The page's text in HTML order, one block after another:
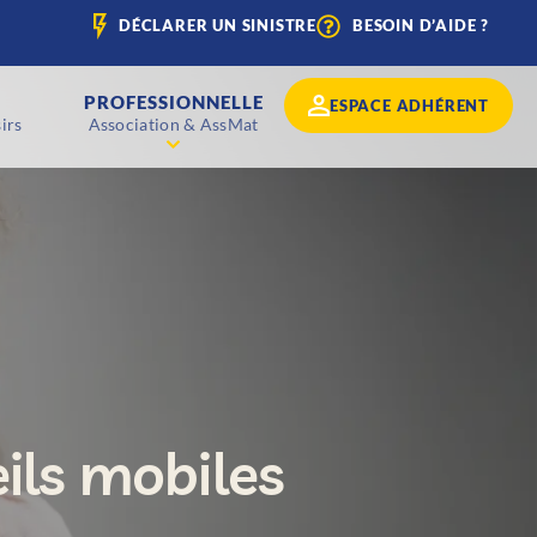
DÉCLARER UN SINISTRE BESOIN D’AIDE ?
PROFESSIONNELLE
Association & AssMat
ESPACE ADHÉRENT
mobiles